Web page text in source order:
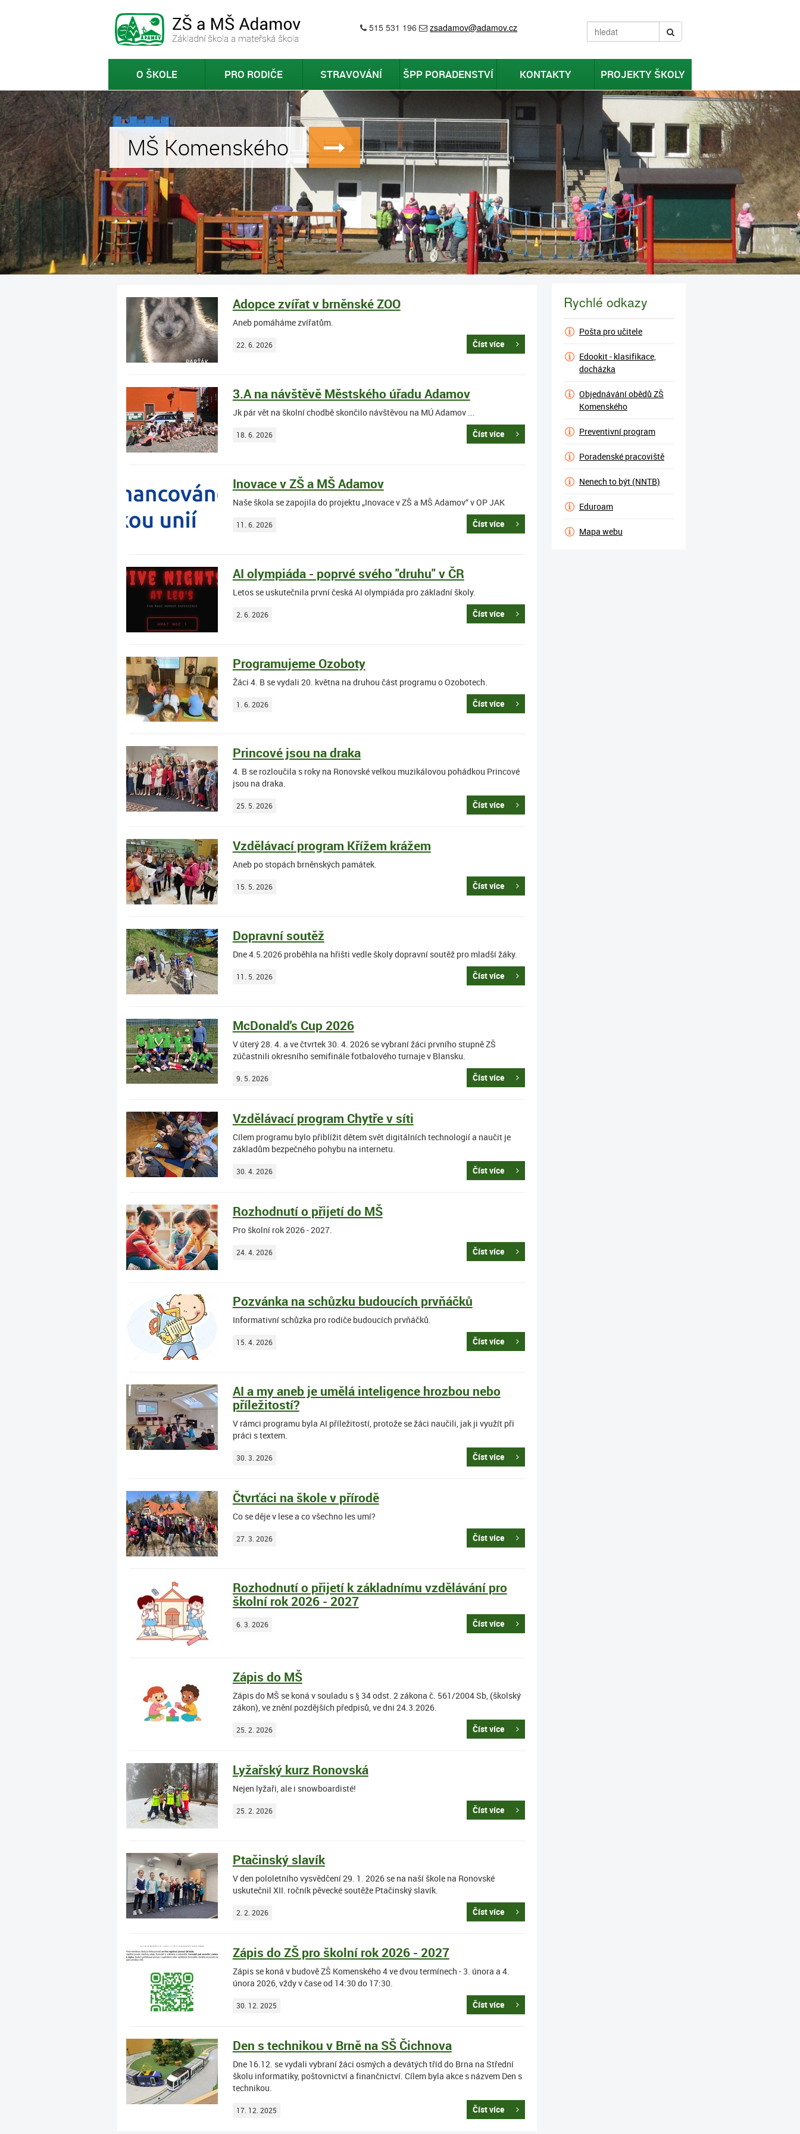
515 531 196 zsadamov@adamov.cz
O ŠKOLE PRO RODIČE STRAVOVÁNÍ ŠPP PORADENSTVÍ KONTAKTY PROJEKTY ŠKOLY
MŠ Ptačina
Adopce zvířat v brněnské ZOO
Aneb pomáháme zvířatům.
22. 6. 2026 Číst více
3.A na návštěvě Městského úřadu Adamov
Jk pár vět na školní chodbě skončilo návštěvou na MÚ Adamov ...
18. 6. 2026 Číst více
Inovace v ZŠ a MŠ Adamov
Naše škola se zapojila do projektu „Inovace v ZŠ a MŠ Adamov“ v OP JAK
11. 6. 2026 Číst více
AI olympiáda - poprvé svého "druhu" v ČR
Letos se uskutečnila první česká AI olympiáda pro základní školy.
2. 6. 2026 Číst více
Programujeme Ozoboty
Žáci 4. B se vydali 20. května na druhou část programu o Ozobotech.
1. 6. 2026 Číst více
Princové jsou na draka
4. B se rozloučila s roky na Ronovské velkou muzikálovou pohádkou Princové
jsou na draka.
25. 5. 2026 Číst více
Vzdělávací program Křížem krážem
Aneb po stopách brněnských památek.
15. 5. 2026 Číst více
Dopravní soutěž
Dne 4.5.2026 proběhla na hřišti vedle školy dopravní soutěž pro mladší žáky.
11. 5. 2026 Číst více
McDonald's Cup 2026
V úterý 28. 4. a ve čtvrtek 30. 4. 2026 se vybraní žáci prvního stupně ZŠ
zúčastnili okresního semifinále fotbalového turnaje v Blansku.
9. 5. 2026 Číst více
Vzdělávací program Chytře v síti
Cílem programu bylo přiblížit dětem svět digitálních technologií a naučit je
základům bezpečného pohybu na internetu.
30. 4. 2026 Číst více
Rozhodnutí o přijetí do MŠ
Pro školní rok 2026 - 2027.
24. 4. 2026 Číst více
Pozvánka na schůzku budoucích prvňáčků
Informativní schůzka pro rodiče budoucích prvňáčků.
15. 4. 2026 Číst více
AI a my aneb je umělá inteligence hrozbou nebo
příležitostí?
V rámci programu byla AI příležitostí, protože se žáci naučili, jak ji využít při
práci s textem.
30. 3. 2026 Číst více
Čtvrťáci na škole v přírodě
Co se děje v lese a co všechno les umí?
27. 3. 2026 Číst více
Rozhodnutí o přijetí k základnímu vzdělávání pro
školní rok 2026 - 2027
6. 3. 2026 Číst více
Zápis do MŠ
Zápis do MŠ se koná v souladu s § 34 odst. 2 zákona č. 561/2004 Sb, (školský
zákon), ve znění pozdějších předpisů, ve dni 24.3.2026.
25. 2. 2026 Číst více
Lyžařský kurz Ronovská
Nejen lyžaři, ale i snowboardisté!
25. 2. 2026 Číst více
Ptačinský slavík
V den pololetního vysvědčení 29. 1. 2026 se na naší škole na Ronovské
uskutečnil XII. ročník pěvecké soutěže Ptačinský slavík.
2. 2. 2026 Číst více
Zápis do ZŠ pro školní rok 2026 - 2027
Zápis se koná v budově ZŠ Komenského 4 ve dvou termínech - 3. února a 4.
února 2026, vždy v čase od 14:30 do 17:30.
30. 12. 2025 Číst více
Den s technikou v Brně na SŠ Čichnova
Dne 16.12. se vydali vybraní žáci osmých a devátých tříd do Brna na Střední
školu informatiky, poštovnictví a finančnictví. Cílem byla akce s názvem Den s
technikou.
17. 12. 2025 Číst více
Rychlé odkazy
Pošta pro učitele
Edookit - klasifikace,
docházka
Objednávání obědů ZŠ
Komenského
Preventivní program
Poradenské pracoviště
Nenech to být (NNTB)
Eduroam
Mapa webu